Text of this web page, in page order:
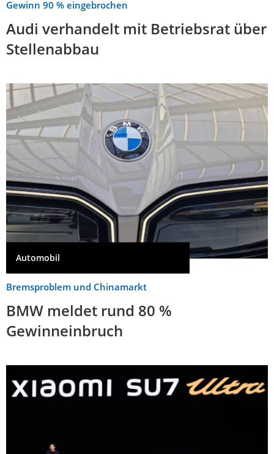
Gewinn 90 % eingebrochen
Audi verhandelt mit Betriebsrat über
Stellenabbau
Automobil
Bremsproblem und Chinamarkt
BMW meldet rund 80 %
Gewinneinbruch